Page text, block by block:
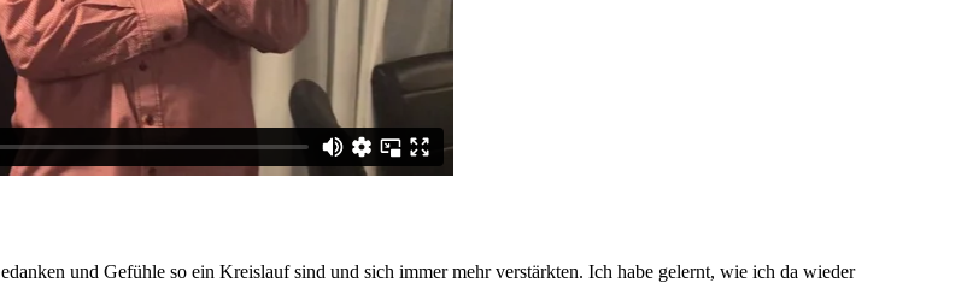
und Gefühle so ein Kreislauf sind und sich immer mehr verstärkten. Ich habe gelernt, wie ich da wieder